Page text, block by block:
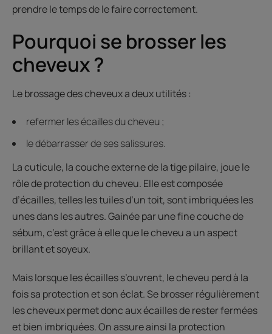
prendre le temps de le faire correctement.
Pourquoi se brosser les
cheveux ?
Le brossage des cheveux a deux utilités :
refermer les écailles du cheveu ;
le débarrasser de ses salissures.
La cuticule, la couche externe de la tige pilaire, joue le
rôle de protection du cheveu. Elle est composée
d’écailles, telles les tuiles d’un toit, sont imbriquées les
unes dans les autres. Gainée par une fine couche de
sébum, c’est grâce à elle que le cheveu a un aspect
brillant et soyeux.
Mais lorsque les écailles s’ouvrent, le cheveu perd à la
fois sa protection et son éclat. Se brosser régulièrement
les cheveux permet donc aux écailles de rester fermées
et bien imbriquées. On assure ainsi la protection